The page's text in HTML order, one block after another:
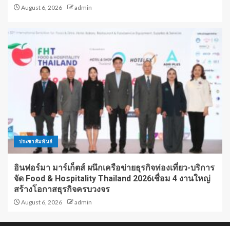
August 6, 2026 admin
ประชาสัมพันธ์
อินฟอร์มา มาร์เก็ตส์ ผนึกเครือข่ายธุรกิจท่องเที่ยว-บริการ
จัด Food & Hospitality Thailand 2026เชื่อม 4 งานใหญ่
สร้างโอกาสธุรกิจครบวงจร
August 6, 2026 admin